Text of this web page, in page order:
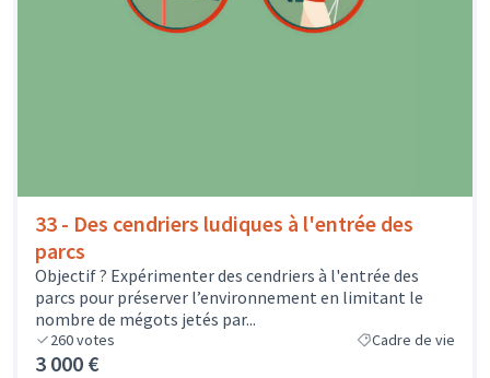
33 - Des cendriers ludiques à l'entrée des
parcs
Objectif ? Expérimenter des cendriers à l'entrée des
parcs pour préserver l’environnement en limitant le
nombre de mégots jetés par...
260votes Cadre de vie
3 000 €